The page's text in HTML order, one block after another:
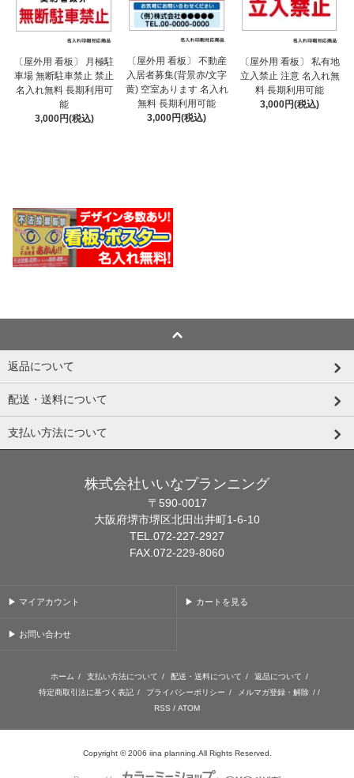
〔屋外用 看板〕 月極駐
車場 無断駐車禁止 禁止
名入れ無料 長期利用可
能
3,000円(税込)
〔屋外用 看板〕 不動産
入居者募集(背景赤/文字
黄) 空室あります 名入れ
無料 長期利用可能
3,000円(税込)
〔屋外用 看板〕 私有地
立入禁止 注意 名入れ無
料 長期利用可能
3,000円(税込)
返品について
配送・送料について
支払い方法について
株式会社いいなプランニング
〒590-0017
大阪府堺市堺区北田出井町1-6-10
TEL.072-227-2927
FAX.072-229-8060
▶ マイアカウント ▶ カートを見る
▶ お問い合わせ
ホーム / 支払い方法について / 配送・送料について / 返品について /
特定商取引法に基づく表記 / プライバシーポリシー / メルマガ登録・解除 / /
RSS / ATOM
Copyright © 2006 iina planning.All Rights Reserved.